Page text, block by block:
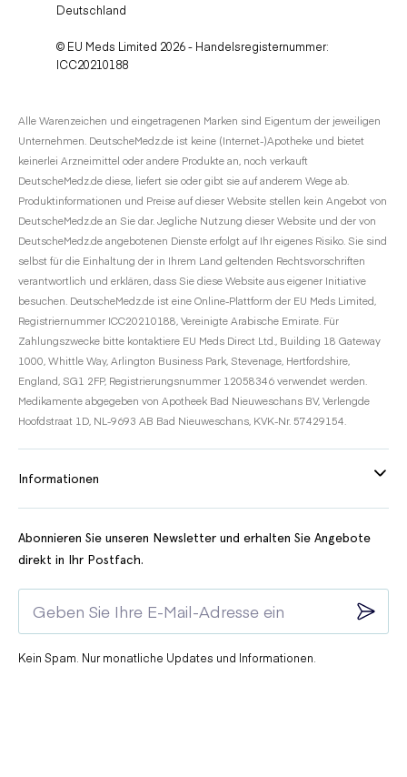
Deutschland
© EU Meds Limited 2026 - Handelsregisternummer:
ICC20210188
Alle Warenzeichen und eingetragenen Marken sind Eigentum der jeweiligen
Unternehmen. DeutscheMedz.de ist keine (Internet-)Apotheke und bietet
keinerlei Arzneimittel oder andere Produkte an, noch verkauft
DeutscheMedz.de diese, liefert sie oder gibt sie auf anderem Wege ab.
Produktinformationen und Preise auf dieser Website stellen kein Angebot von
DeutscheMedz.de an Sie dar. Jegliche Nutzung dieser Website und der von
DeutscheMedz.de angebotenen Dienste erfolgt auf Ihr eigenes Risiko. Sie sind
selbst für die Einhaltung der in Ihrem Land geltenden Rechtsvorschriften
verantwortlich und erklären, dass Sie diese Website aus eigener Initiative
besuchen. DeutscheMedz.de ist eine Online-Plattform der EU Meds Limited,
Registriernummer ICC20210188, Vereinigte Arabische Emirate. Für
Zahlungszwecke bitte kontaktiere EU Meds Direct Ltd., Building 18 Gateway
1000, Whittle Way, Arlington Business Park, Stevenage, Hertfordshire,
England, SG1 2FP, Registrierungsnummer 12058346 verwendet werden.
Medikamente abgegeben von Apotheek Bad Nieuweschans BV, Verlengde
Hoofdstraat 1D, NL-9693 AB Bad Nieuweschans, KVK-Nr. 57429154.
Informationen
Abonnieren Sie unseren Newsletter und erhalten Sie Angebote
direkt in Ihr Postfach.
Kein Spam. Nur monatliche Updates und Informationen.